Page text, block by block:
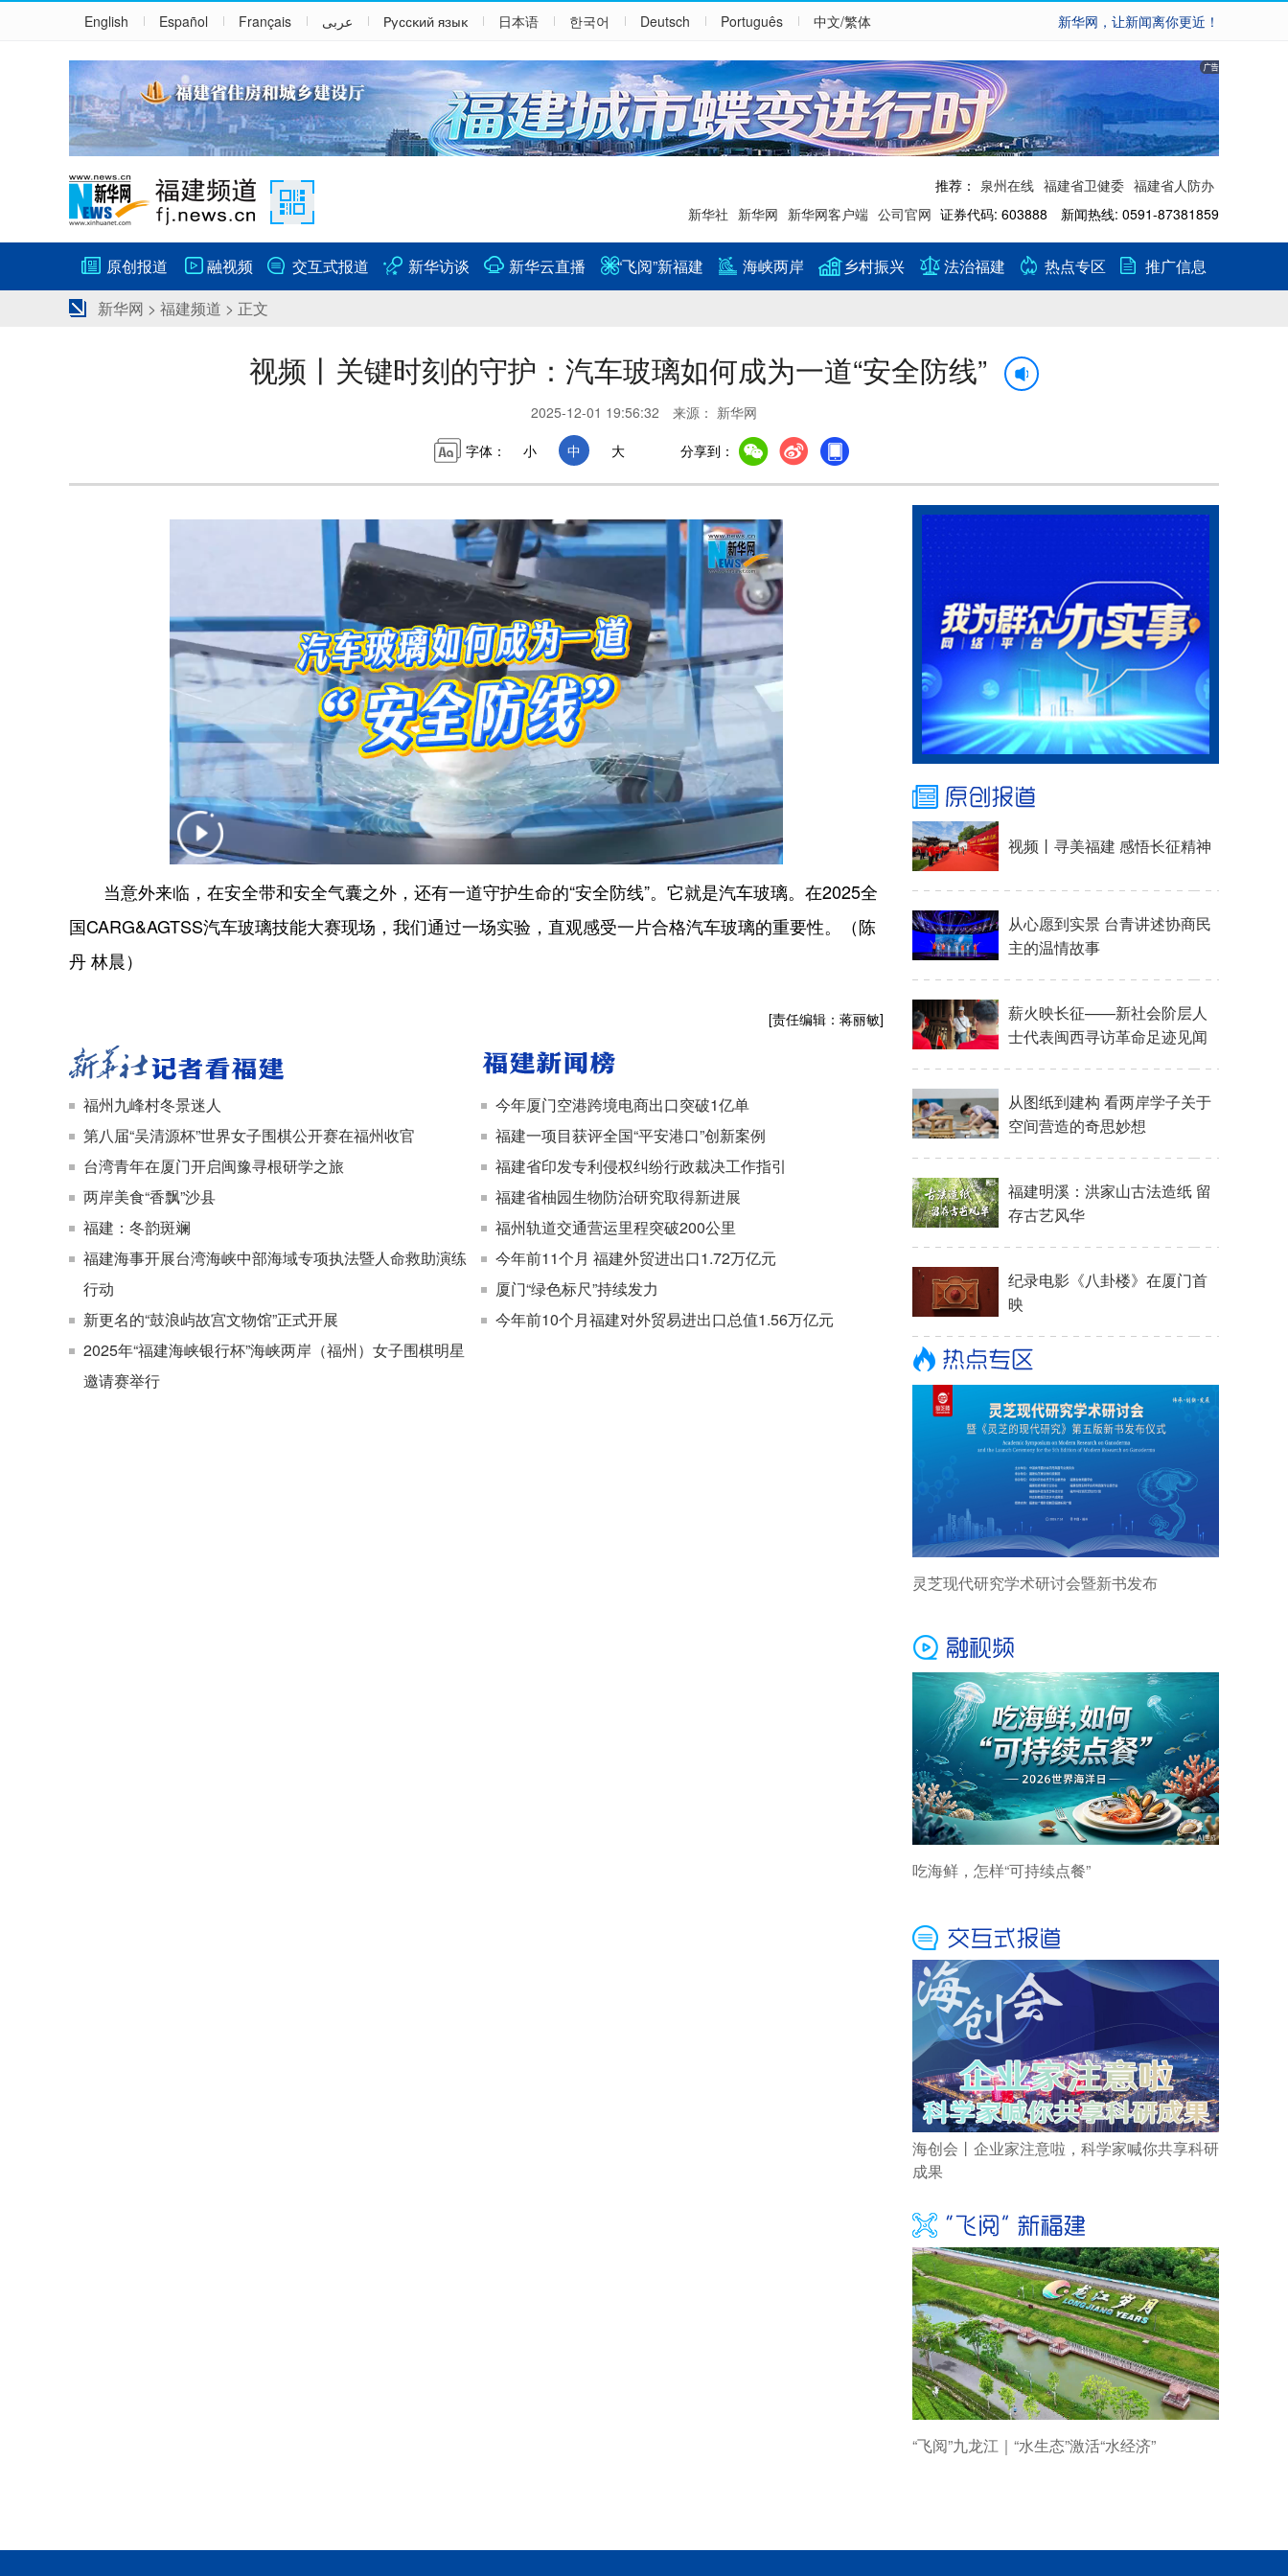
English Español Français عربى Русский язык 日本语 한국어 Deutsch Português 中文/繁体 新华网，让新闻离你更近！
推荐： 泉州在线 福建省卫健委 福建省人防办
新华社 新华网 新华网客户端 公司官网 证券代码: 603888 新闻热线: 0591-87381859
原创报道 融视频 交互式报道 新华访谈 新华云直播 “飞阅”新福建 海峡两岸 乡村振兴 法治福建 热点专区
推广信息
新华网 > 福建频道 > 正文
视频丨关键时刻的守护：汽车玻璃如何成为一道“安全防线”
2025-12-01 19:56:32 来源： 新华网
字体：
小 中 大 分享到：
当意外来临，在安全带和安全气囊之外，还有一道守护生命的“安全防线”。它就是汽车玻璃。在2025全
国CARG&AGTSS汽车玻璃技能大赛现场，我们通过一场实验，直观感受一片合格汽车玻璃的重要性。（陈
丹 林晨）
[责任编辑：蒋丽敏]
福州九峰村冬景迷人
第八届“吴清源杯”世界女子围棋公开赛在福州收官
台湾青年在厦门开启闽豫寻根研学之旅
两岸美食“香飘”沙县
福建：冬韵斑斓
福建海事开展台湾海峡中部海域专项执法暨人命救助演练
行动
新更名的“鼓浪屿故宫文物馆”正式开展
2025年“福建海峡银行杯”海峡两岸（福州）女子围棋明星
邀请赛举行
今年厦门空港跨境电商出口突破1亿单
福建一项目获评全国“平安港口”创新案例
福建省印发专利侵权纠纷行政裁决工作指引
福建省柚园生物防治研究取得新进展
福州轨道交通营运里程突破200公里
今年前11个月 福建外贸进出口1.72万亿元
厦门“绿色标尺”持续发力
今年前10个月福建对外贸易进出口总值1.56万亿元